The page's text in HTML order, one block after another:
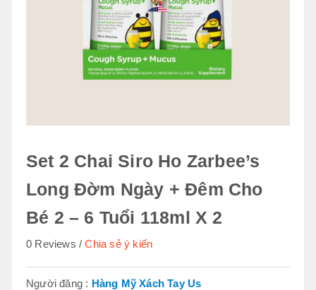
Set 2 Chai Siro Ho Zarbee’s
Long Đờm Ngày + Đêm Cho
Bé 2 – 6 Tuổi 118ml X 2
0 Reviews Chia sẻ ý kiến
Người đăng : Hàng Mỹ Xách Tay Us